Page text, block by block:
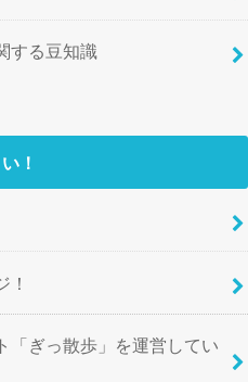
する豆知識
！
！
「ぎっ散歩」を運営してい